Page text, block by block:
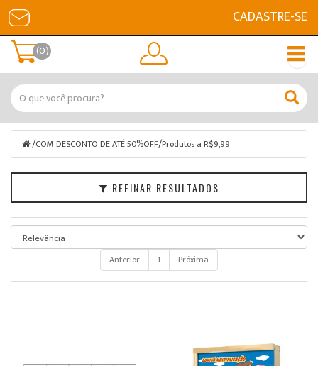
CADASTRE-SE
(0)
/COM DESCONTO DE ATÉ 50%OFF/Produtos a R$9,99
REFINAR RESULTADOS
Filtrar
COM
DESCONTO
DE
ATÉ
50%OFF
de
Preço
Anterior 1 Próxima